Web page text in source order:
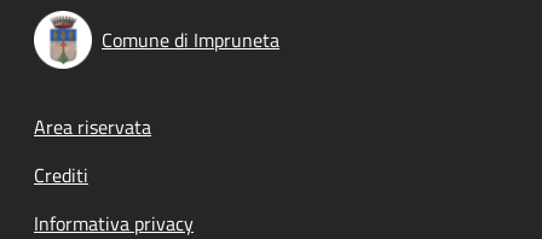
Comune di Impruneta
Footer menu
Area riservata
Crediti
Informativa privacy